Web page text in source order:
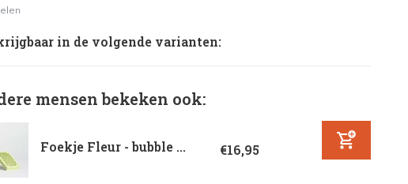
in de volgende varianten:
mensen bekeken ook:
Foekje Fleur - bubble ... €16,95